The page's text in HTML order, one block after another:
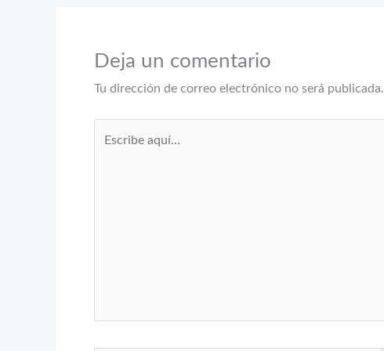
Deja un comentario
Tu dirección de correo electrónico no será publicada.